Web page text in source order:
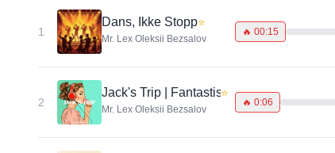
1
Dans, Ikke Stopp⭐
Mr. Lex Oleksii Bezsalov
🔥 00:15
2
Jack's Trip | Fantastisk Electro Swing-låt
⭐
Mr. Lex Oleksii Bezsalov
🔥 0:06